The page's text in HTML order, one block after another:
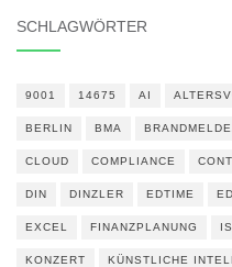
SCHLAGWÖRTER
9001 14675 AI
BERLIN BMA
CLOUD COMPLIANCE
DIN DINZLER EDTIME
EXCEL FINANZPLANUNG
KONZERT KÜNSTLICHE